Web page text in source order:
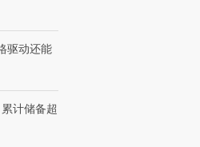
种
【商旅对话】华住集团
CFO：不靠规模取胜，华
驱动还能
计储备超